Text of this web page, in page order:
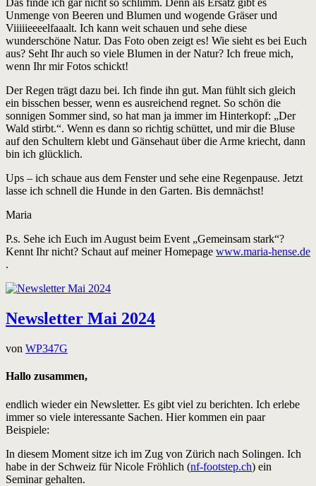
Das finde ich gar nicht so schlimm. Denn als Ersatz gibt es
Unmenge von Beeren und Blumen und wogende Gräser und
Viiiiieeeelfaaalt. Ich kann weit schauen und sehe diese
wunderschöne Natur. Das Foto oben zeigt es! Wie sieht es bei Euch
aus? Seht Ihr auch so viele Blumen in der Natur? Ich freue mich,
wenn Ihr mir Fotos schickt!
Der Regen trägt dazu bei. Ich finde ihn gut. Man fühlt sich gleich
ein bisschen besser, wenn es ausreichend regnet. So schön die
sonnigen Sommer sind, so hat man ja immer im Hinterkopf: „Der
Wald stirbt.“. Wenn es dann so richtig schüttet, und mir die Bluse
auf den Schultern klebt und Gänsehaut über die Arme kriecht, dann
bin ich glücklich.
Ups – ich schaue aus dem Fenster und sehe eine Regenpause. Jetzt
lasse ich schnell die Hunde in den Garten. Bis demnächst!
Maria
P.s. Sehe ich Euch im August beim Event „Gemeinsam stark“?
Kennt Ihr nicht? Schaut auf meiner Homepage www.maria-hense.de
.
Newsletter Mai 2024
von WP347G
Hallo zusammen,
endlich wieder ein Newsletter. Es gibt viel zu berichten. Ich erlebe
immer so viele interessante Sachen. Hier kommen ein paar
Beispiele:
In diesem Moment sitze ich im Zug von Zürich nach Solingen. Ich
habe in der Schweiz für Nicole Fröhlich (nf-footstep.ch) ein
Seminar gehalten.